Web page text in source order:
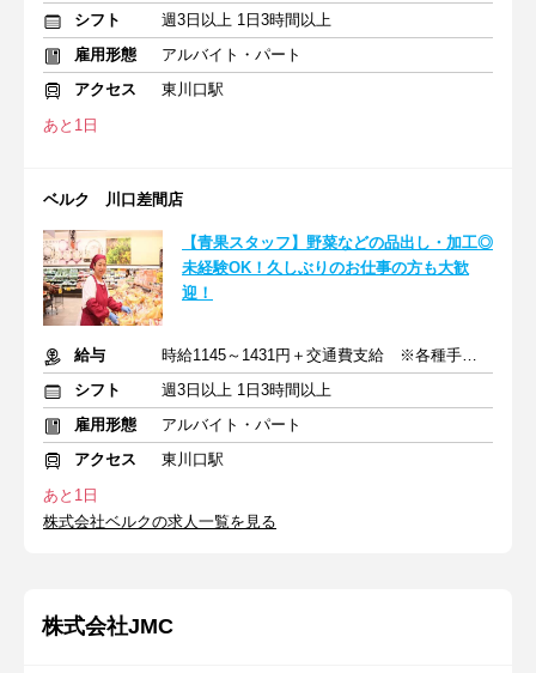
シフト
週3日以上 1日3時間以上
雇用形態
アルバイト・パート
アクセス
東川口駅
あと1日
ベルク 川口差間店
【青果スタッフ】野菜などの品出し・加工◎
未経験OK！久しぶりのお仕事の方も大歓
迎！
給与
時給1145～1431円＋交通費支給 ※各種手当含む
シフト
週3日以上 1日3時間以上
雇用形態
アルバイト・パート
アクセス
東川口駅
あと1日
株式会社ベルクの求人一覧を見る
株式会社JMC